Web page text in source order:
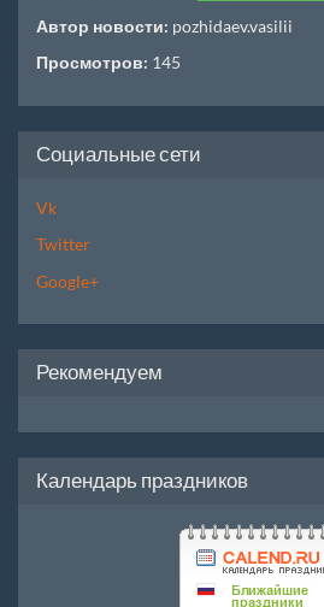
Автор новости: pozhidaev.vasilii
Просмотров: 145
Социальные сети
Vk
Twitter
Google+
Рекомендуем
Календарь праздников